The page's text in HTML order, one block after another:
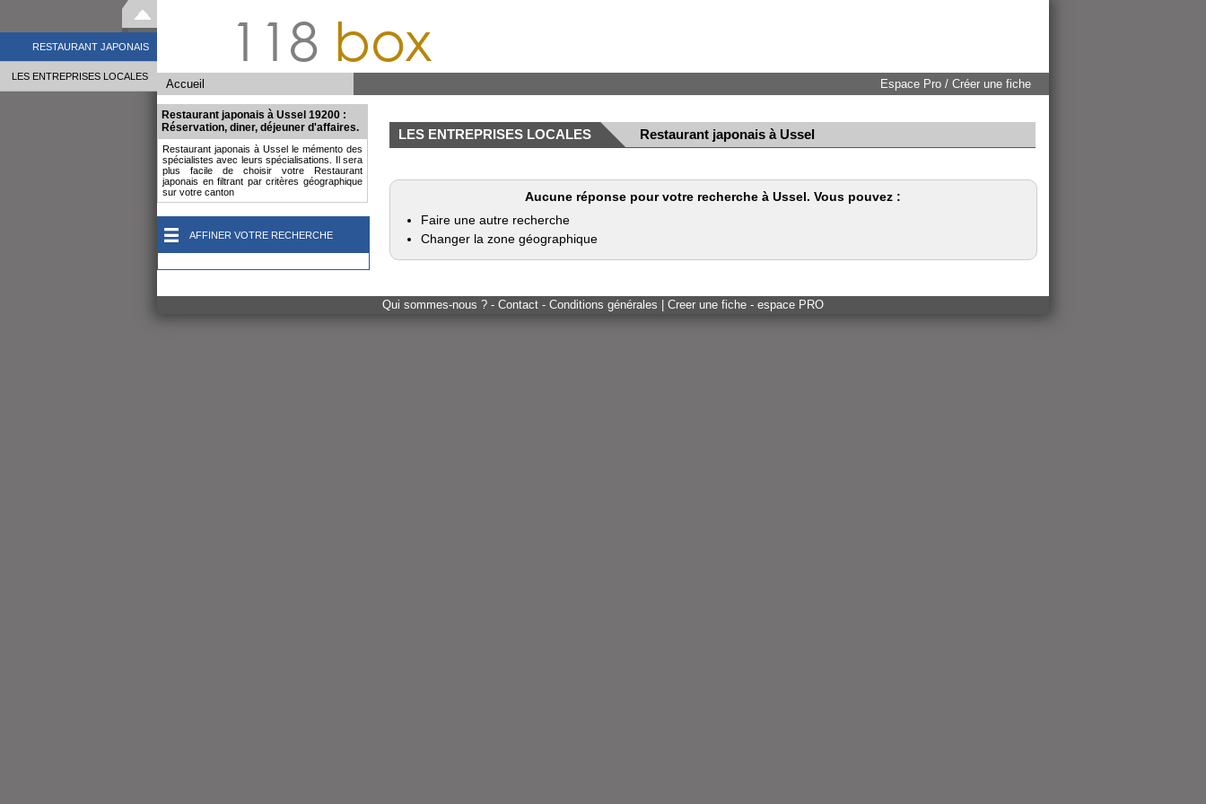
118 box
Accueil Espace Pro / Créer une fiche
RESTAURANT JAPONAIS
LES ENTREPRISES LOCALES
Restaurant japonais à Ussel 19200 :
Réservation, diner, déjeuner d'affaires.
Restaurant japonais à Ussel le mémento des
spécialistes avec leurs spécialisations. Il sera
plus facile de choisir votre Restaurant
japonais en filtrant par critères géographique
sur votre canton
AFFINER VOTRE RECHERCHE
LES ENTREPRISES LOCALES Restaurant japonais à Ussel
Aucune réponse pour votre recherche à Ussel. Vous pouvez :
Faire une autre recherche
Changer la zone géographique
Qui sommes-nous ? - Contact - Conditions générales Creer une fiche - espace PRO